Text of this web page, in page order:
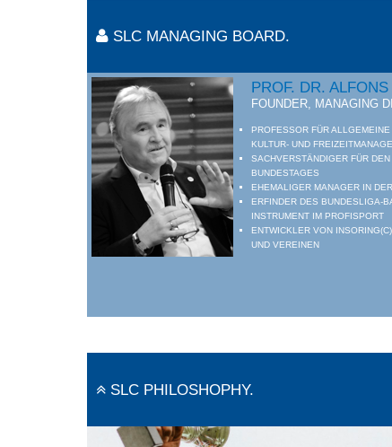
SLC MANAGING BOARD.
PROF. DR.
FOUNDER, MANAGING
PROFESSOR FÜR
KULTUR- UND
SACHVERSTÄNDIGER FÜR
BUNDESTAGES
EHEMALIGER MANAGER IN
ERFINDER DES BUNDESLIGA-
INSTRUMENT IM PROFISPORT
ENTWICKLER VON
UND VEREINEN
SLC PHILOSHOPHY.